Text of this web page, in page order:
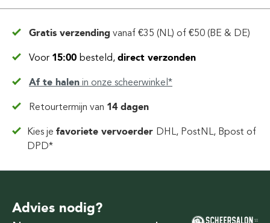
Gratis verzending vanaf €35 (NL) of €50 (BE & DE)
Voor 15:00 besteld, direct verzonden
Af te halen in onze scheerwinkel*
Retourtermijn van 14 dagen
Kies jefavoriete vervoerder DHL, PostNL, Bpost of
DPD*
Advies nodig?